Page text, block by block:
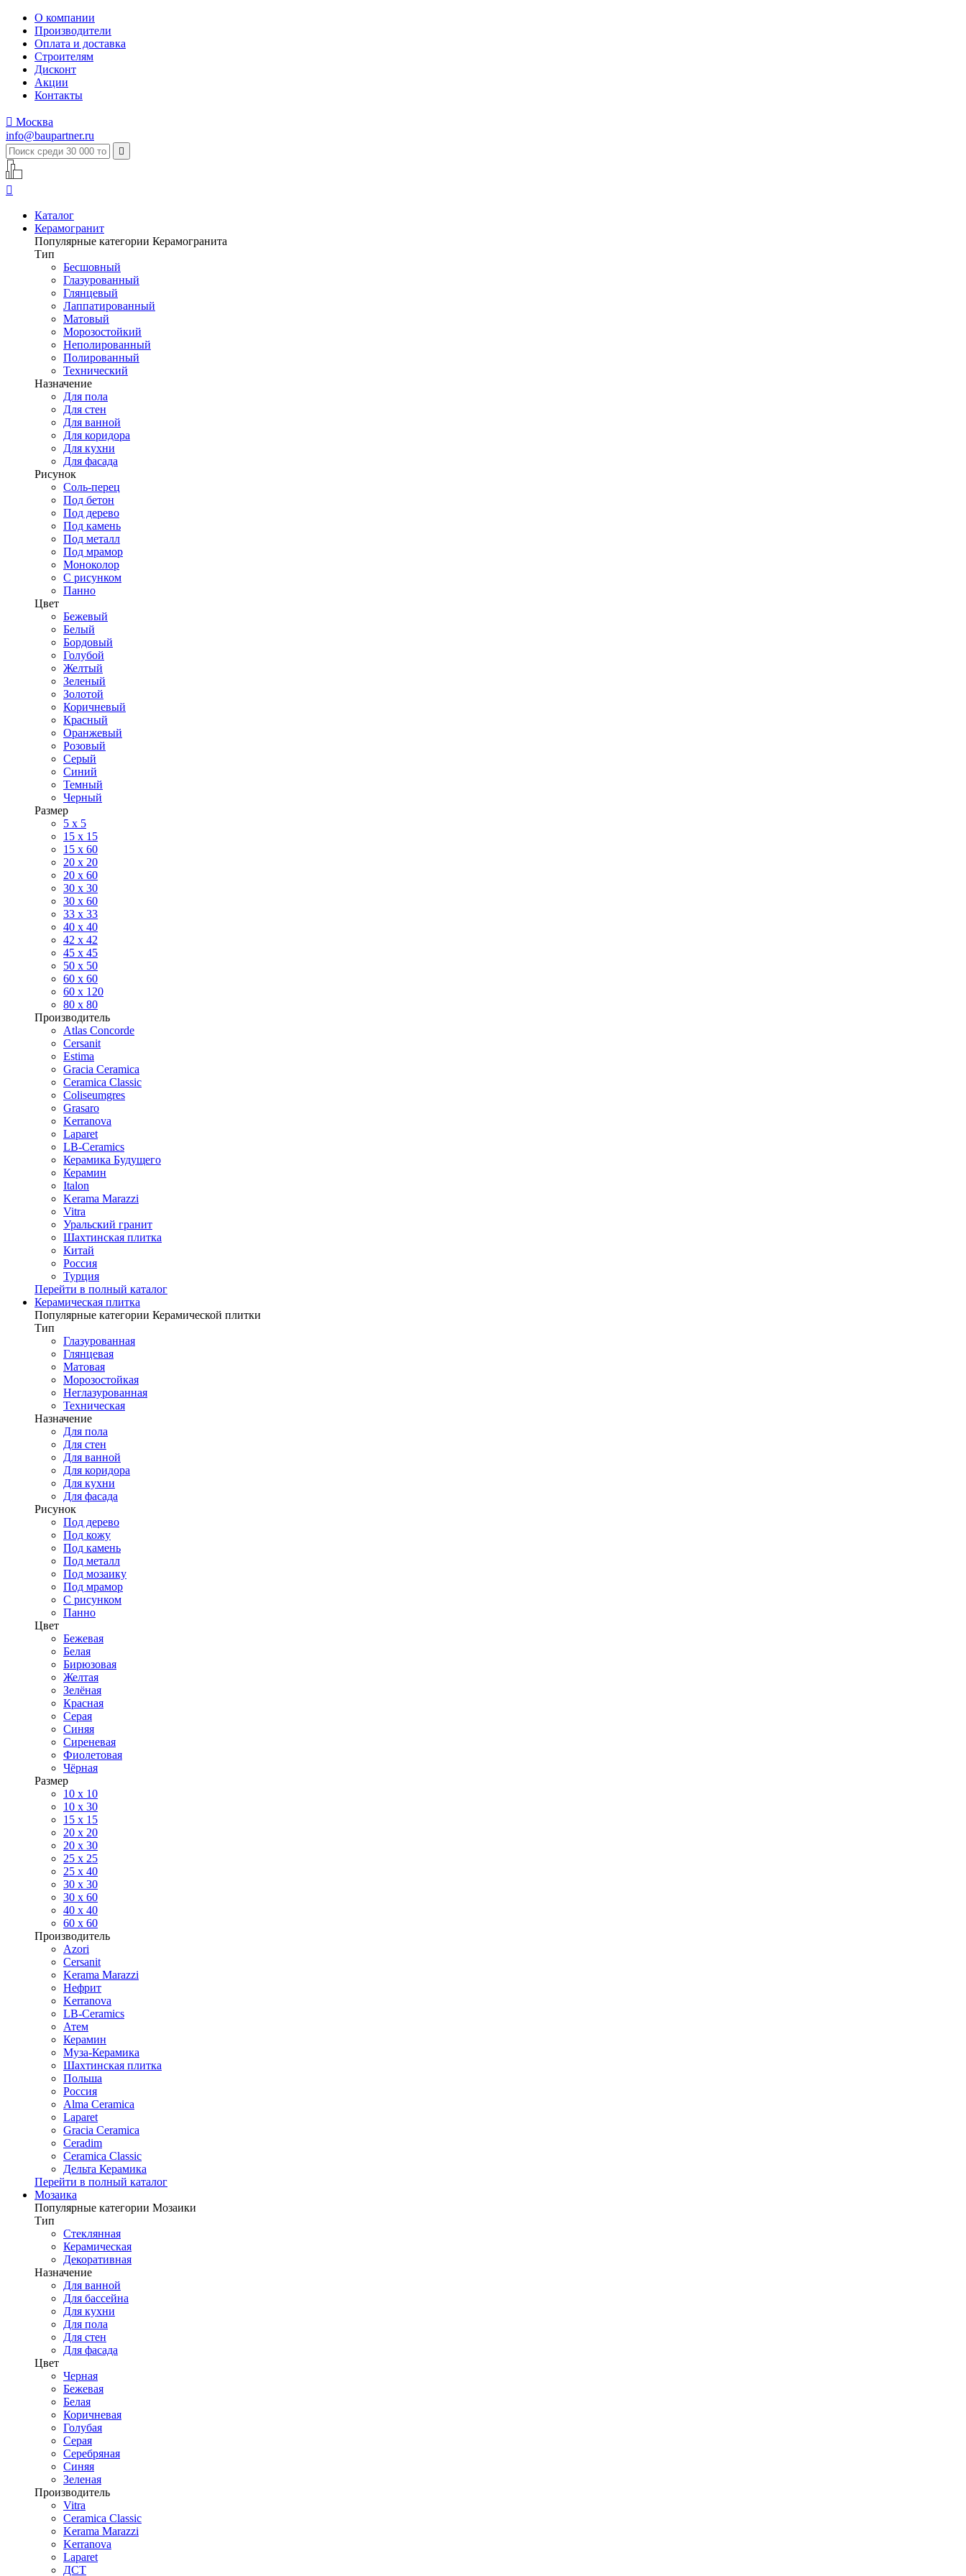
О компании
Производители
Оплата и доставка
Строителям
Дисконт
Акции
Контакты
 Москва
info@baupartner.ru


Каталог
Керамогранит
Популярные категории Керамогранита
Тип
Бесшовный
Глазурованный
Глянцевый
Лаппатированный
Матовый
Морозостойкий
Неполированный
Полированный
Технический
Назначение
Для пола
Для стен
Для ванной
Для коридора
Для кухни
Для фасада
Рисунок
Соль-перец
Под бетон
Под дерево
Под камень
Под металл
Под мрамор
Моноколор
С рисунком
Панно
Цвет
Бежевый
Белый
Бордовый
Голубой
Желтый
Зеленый
Золотой
Коричневый
Красный
Оранжевый
Розовый
Серый
Синий
Темный
Черный
Размер
5 x 5
15 x 15
15 x 60
20 х 20
20 x 60
30 х 30
30 x 60
33 x 33
40 х 40
42 x 42
45 x 45
50 x 50
60 х 60
60 x 120
80 x 80
Производитель
Atlas Concorde
Cersanit
Estima
Gracia Ceramica
Ceramica Classic
Coliseumgres
Grasaro
Kerranova
Laparet
LB-Ceramics
Керамика Будущего
Керамин
Italon
Kerama Marazzi
Vitra
Уральский гранит
Шахтинская плитка
Китай
Россия
Турция
Перейти в полный каталог
Керамическая плитка
Популярные категории Керамической плитки
Тип
Глазурованная
Глянцевая
Матовая
Морозостойкая
Неглазурованная
Техническая
Назначение
Для пола
Для стен
Для ванной
Для коридора
Для кухни
Для фасада
Рисунок
Под дерево
Под кожу
Под камень
Под металл
Под мозаику
Под мрамор
С рисунком
Панно
Цвет
Бежевая
Белая
Бирюзовая
Желтая
Зелёная
Красная
Серая
Синяя
Сиреневая
Фиолетовая
Чёрная
Размер
10 х 10
10 x 30
15 x 15
20 х 20
20 x 30
25 x 25
25 x 40
30 x 30
30 х 60
40 х 40
60 х 60
Производитель
Azori
Cersanit
Kerama Marazzi
Нефрит
Kerranova
LB-Ceramics
Атем
Керамин
Муза-Керамика
Шахтинская плитка
Польша
Россия
Alma Ceramica
Laparet
Gracia Ceramica
Ceradim
Ceramica Classic
Дельта Керамика
Перейти в полный каталог
Мозаика
Популярные категории Мозаики
Тип
Стеклянная
Керамическая
Декоративная
Назначение
Для ванной
Для бассейна
Для кухни
Для пола
Для стен
Для фасада
Цвет
Черная
Бежевая
Белая
Коричневая
Голубая
Серая
Серебряная
Синяя
Зеленая
Производитель
Vitra
Ceramica Classic
Kerama Marazzi
Kerranova
Laparet
ДСТ